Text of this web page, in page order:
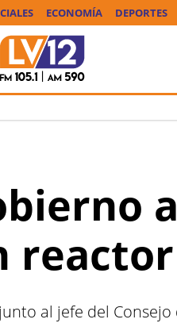
ECONOMÍA DEPORTES
al jefe del